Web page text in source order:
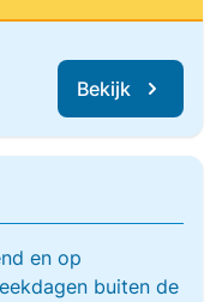
Bekijk
en op
buiten de